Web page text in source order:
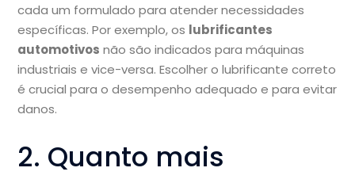
cada um formulado para atender necessidades
específicas. Por exemplo, os lubrificantes
automotivos não são indicados para máquinas
industriais e vice-versa. Escolher o lubrificante correto
é crucial para o desempenho adequado e para evitar
danos.
2. Quanto mais